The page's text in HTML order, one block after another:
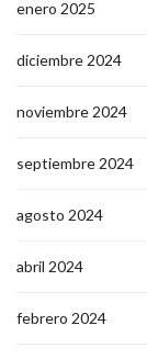
enero 2025
diciembre 2024
noviembre 2024
septiembre 2024
agosto 2024
abril 2024
febrero 2024